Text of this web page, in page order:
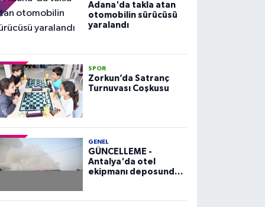
Adana'da takla atan
otomobilin sürücüsü
yaralandı
SPOR
Zorkun’da Satranç
Turnuvası Coşkusu
GENEL
GÜNCELLEME -
Antalya'da otel
ekipmanı deposunda